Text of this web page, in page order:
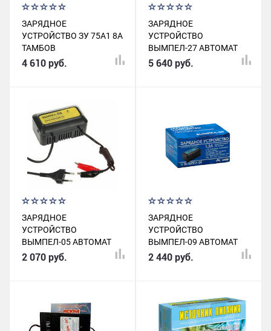
ЗАРЯДНОЕ
УСТРОЙСТВО ЗУ 75А1 8А
ТАМБОВ
4 610 руб.
ЗАРЯДНОЕ
УСТРОЙСТВО
ВЫМПЕЛ-27 АВТОМАТ
12В 0-7А СЕГМЕНТНЫЙ
5 640 руб.
ЗАРЯДНОЕ
УСТРОЙСТВО
ВЫМПЕЛ-05 АВТОМАТ
12В 1,2А С.ПЕТЕРБУРГ
2 070 руб.
ЗАРЯДНОЕ
УСТРОЙСТВО
ВЫМПЕЛ-09 АВТОМАТ
12В 1,2А С
2 440 руб.